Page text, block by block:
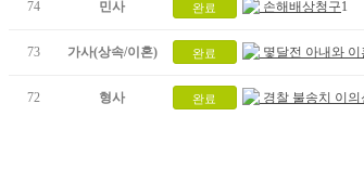
74 민사 완료 손해배상청구1
73 가사(상속/이혼) 완료 몇달전 아내와 이
72 형사 완료 경찰 불송치 이의